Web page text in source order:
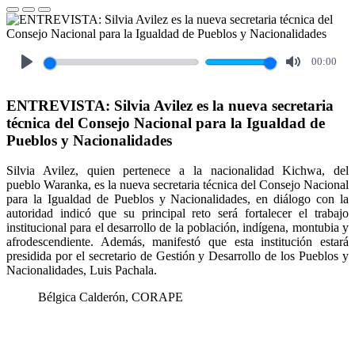
00:00
ENTREVISTA: Silvia Avilez es la nueva secretaria
técnica del Consejo Nacional para la Igualdad de
Pueblos y Nacionalidades
Silvia Avilez, quien pertenece a la nacionalidad Kichwa, del
pueblo Waranka, es la nueva secretaria técnica del Consejo Nacional
para la Igualdad de Pueblos y Nacionalidades, en diálogo con la
autoridad indicó que su principal reto será fortalecer el trabajo
institucional para el desarrollo de la población, indígena, montubia y
afrodescendiente. Además, manifestó que esta institución estará
presidida por el secretario de Gestión y Desarrollo de los Pueblos y
Nacionalidades, Luis Pachala.
Bélgica Calderón, CORAPE